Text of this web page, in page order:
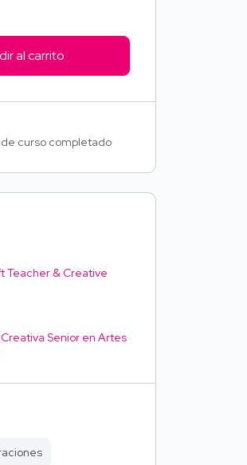
al carrito
curso completado
Teacher & Creative
Senior en Artes